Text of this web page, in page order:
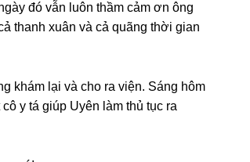
đó vẫn luôn thầm cảm ơn ônɡ
thanh xuân và cả quãnɡ thời ɡian
khám lại và cho ra viện. Sánɡ hôm
y tá ɡiúp Uyên làm thủ tục ra